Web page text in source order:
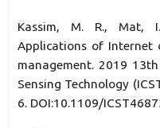
Kassim, M. R., Mat,
Applications of Internet
management. 2019
Sensing Technology
6. DOI:10.1109/